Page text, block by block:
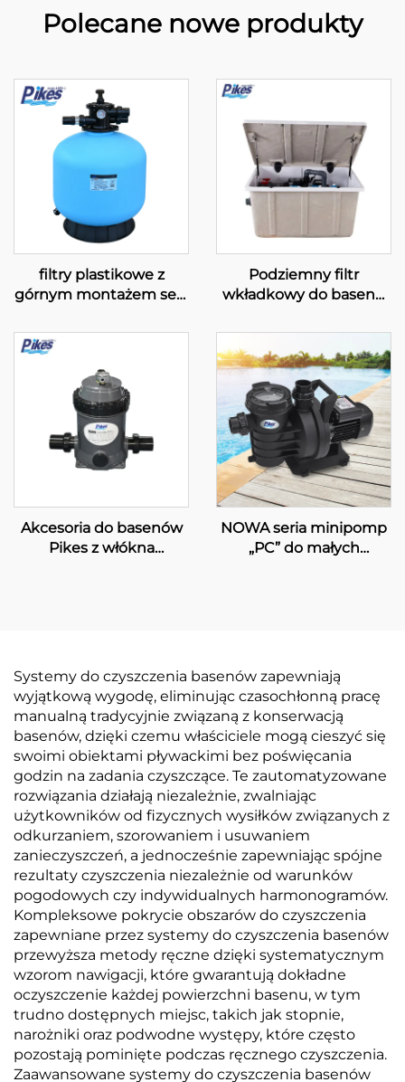
Polecane nowe produkty
filtry plastikowe z
górnym montażem serii
Podziemny filtr
wkładkowy do basenu
Akcesoria do basenów
Pikes z włókna
model AF50
NOWA seria minipomp
„PC” do małych
Systemy do czyszczenia basenów zapewniają
wyjątkową wygodę, eliminując czasochłonną pracę
manualną tradycyjnie związaną z konserwacją
basenów, dzięki czemu właściciele mogą cieszyć się
swoimi obiektami pływackimi bez poświęcania
godzin na zadania czyszczące. Te zautomatyzowane
rozwiązania działają niezależnie, zwalniając
użytkowników od fizycznych wysiłków związanych z
odkurzaniem, szorowaniem i usuwaniem
zanieczyszczeń, a jednocześnie zapewniając spójne
rezultaty czyszczenia niezależnie od warunków
pogodowych czy indywidualnych harmonogramów.
Kompleksowe pokrycie obszarów do czyszczenia
zapewniane przez systemy do czyszczenia basenów
przewyższa metody ręczne dzięki systematycznym
wzorom nawigacji, które gwarantują dokładne
oczyszczenie każdej powierzchni basenu, w tym
trudno dostępnych miejsc, takich jak stopnie,
narożniki oraz podwodne występy, które często
pozostają pominięte podczas ręcznego czyszczenia.
Zaawansowane systemy do czyszczenia basenów